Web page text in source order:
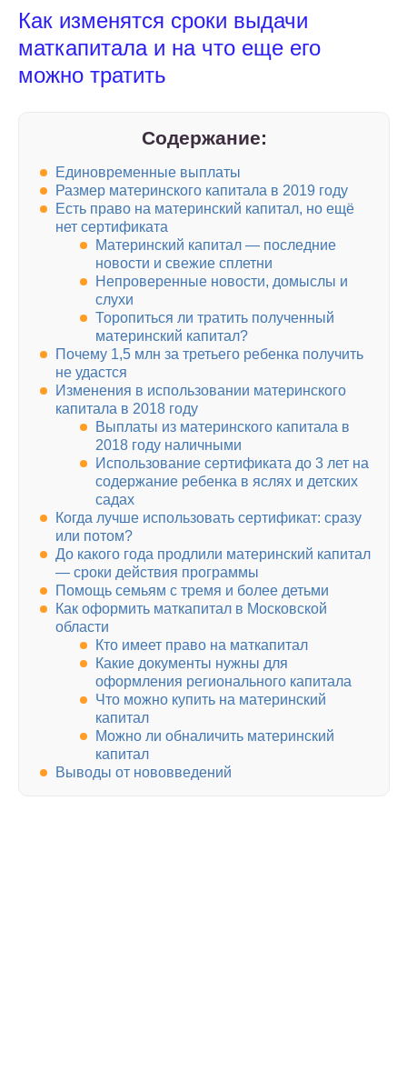
Как изменятся сроки выдачи
маткапитала и на что еще его
можно тратить
Содержание:
Единовременные выплаты
Размер материнского капитала в 2019 году
Есть право на материнский капитал, но ещё
нет сертификата
Материнский капитал — последние
новости и свежие сплетни
Непроверенные новости, домыслы и
слухи
Торопиться ли тратить полученный
материнский капитал?
Почему 1,5 млн за третьего ребенка получить
не удастся
Изменения в использовании материнского
капитала в 2018 году
Выплаты из материнского капитала в
2018 году наличными
Использование сертификата до 3 лет на
содержание ребенка в яслях и детских
садах
Когда лучше использовать сертификат: сразу
или потом?
До какого года продлили материнский капитал
— сроки действия программы
Помощь семьям с тремя и более детьми
Как оформить маткапитал в Московской
области
Кто имеет право на маткапитал
Какие документы нужны для
оформления регионального капитала
Что можно купить на материнский
капитал
Можно ли обналичить материнский
капитал
Выводы от нововведений